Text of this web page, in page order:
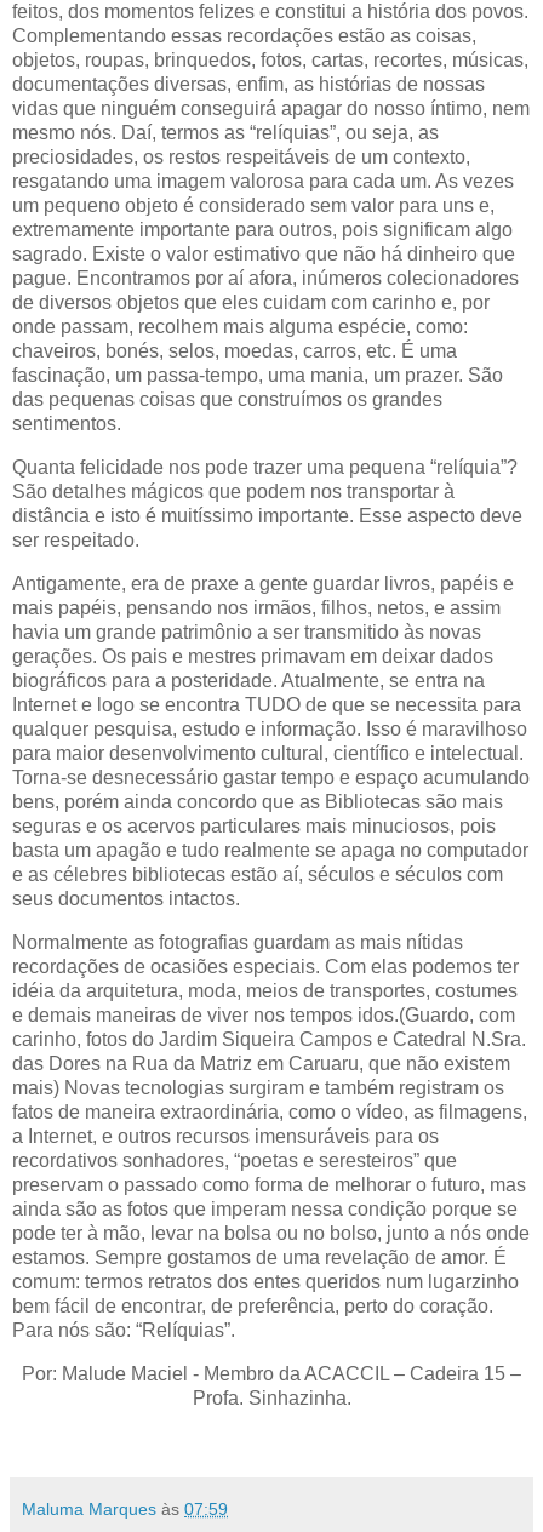
feitos, dos momentos felizes e constitui a história dos povos.
Complementando essas recordações estão as coisas,
objetos, roupas, brinquedos, fotos, cartas, recortes, músicas,
documentações diversas, enfim, as histórias de nossas
vidas que ninguém conseguirá apagar do nosso íntimo, nem
mesmo nós. Daí, termos as “relíquias”, ou seja, as
preciosidades, os restos respeitáveis de um contexto,
resgatando uma imagem valorosa para cada um. As vezes
um pequeno objeto é considerado sem valor para uns e,
extremamente importante para outros, pois significam algo
sagrado. Existe o valor estimativo que não há dinheiro que
pague. Encontramos por aí afora, inúmeros colecionadores
de diversos objetos que eles cuidam com carinho e, por
onde passam, recolhem mais alguma espécie, como:
chaveiros, bonés, selos, moedas, carros, etc. É uma
fascinação, um passa-tempo, uma mania, um prazer. São
das pequenas coisas que construímos os grandes
sentimentos.
Quanta felicidade nos pode trazer uma pequena “relíquia”?
São detalhes mágicos que podem nos transportar à
distância e isto é muitíssimo importante. Esse aspecto deve
ser respeitado.
Antigamente, era de praxe a gente guardar livros, papéis e
mais papéis, pensando nos irmãos, filhos, netos, e assim
havia um grande patrimônio a ser transmitido às novas
gerações. Os pais e mestres primavam em deixar dados
biográficos para a posteridade. Atualmente, se entra na
Internet e logo se encontra TUDO de que se necessita para
qualquer pesquisa, estudo e informação. Isso é maravilhoso
para maior desenvolvimento cultural, científico e intelectual.
Torna-se desnecessário gastar tempo e espaço acumulando
bens, porém ainda concordo que as Bibliotecas são mais
seguras e os acervos particulares mais minuciosos, pois
basta um apagão e tudo realmente se apaga no computador
e as célebres bibliotecas estão aí, séculos e séculos com
seus documentos intactos.
Normalmente as fotografias guardam as mais nítidas
recordações de ocasiões especiais. Com elas podemos ter
idéia da arquitetura, moda, meios de transportes, costumes
e demais maneiras de viver nos tempos idos.(Guardo, com
carinho, fotos do Jardim Siqueira Campos e Catedral N.Sra.
das Dores na Rua da Matriz em Caruaru, que não existem
mais) Novas tecnologias surgiram e também registram os
fatos de maneira extraordinária, como o vídeo, as filmagens,
a Internet, e outros recursos imensuráveis para os
recordativos sonhadores, “poetas e seresteiros” que
preservam o passado como forma de melhorar o futuro, mas
ainda são as fotos que imperam nessa condição porque se
pode ter à mão, levar na bolsa ou no bolso, junto a nós onde
estamos. Sempre gostamos de uma revelação de amor. É
comum: termos retratos dos entes queridos num lugarzinho
bem fácil de encontrar, de preferência, perto do coração.
Para nós são: “Relíquias”.
Por: Malude Maciel - Membro da ACACCIL – Cadeira 15 –
Profa. Sinhazinha.
Maluma Marques às 07:59